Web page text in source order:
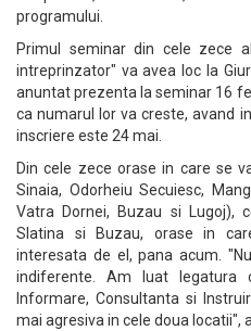
programului.
Primul seminar din cele zece
intreprinzator" va avea loc la
anuntat prezenta la seminar 16
ca numarul lor va creste, avand
inscriere este 24 mai.
Din cele zece orase in care se
Sinaia, Odorheiu Secuiesc,
Vatra Dornei, Buzau si Lugoj),
Slatina si Buzau, orase in
interesata de el, pana acum.
indiferente. Am luat legatura
Informare, Consultanta si
mai agresiva in cele doua locatii",